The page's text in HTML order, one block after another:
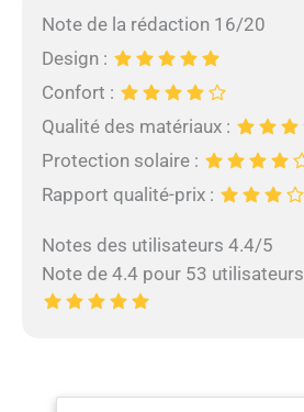
Note de la rédaction 16/20
Design :
Confort :
Qualité des matériaux :
Protection solaire :
Rapport qualité-prix :
Notes des utilisateurs 4.4/5
Note de 4.4 pour 53 utilisateurs